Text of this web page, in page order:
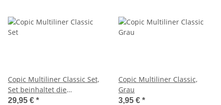
Copic Multiliner Classic Set,
Set beinhaltet die
Strichstärken
29,95 € *
Copic Multiliner Classic,
Grau
3,95 € *